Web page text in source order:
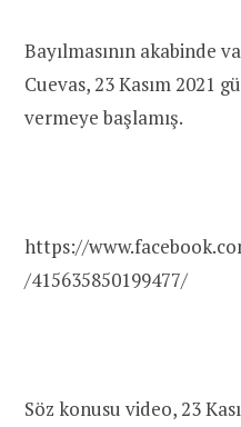
Bayılmasının akabinde
Cuevas, 23 Kasım 2021
vermeye başlamış.
https://
/415635850199477/
Söz konusu video, 23